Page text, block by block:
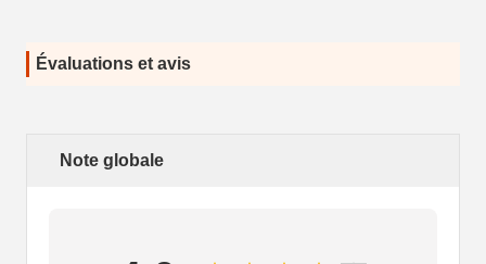
Évaluations et avis
Note globale